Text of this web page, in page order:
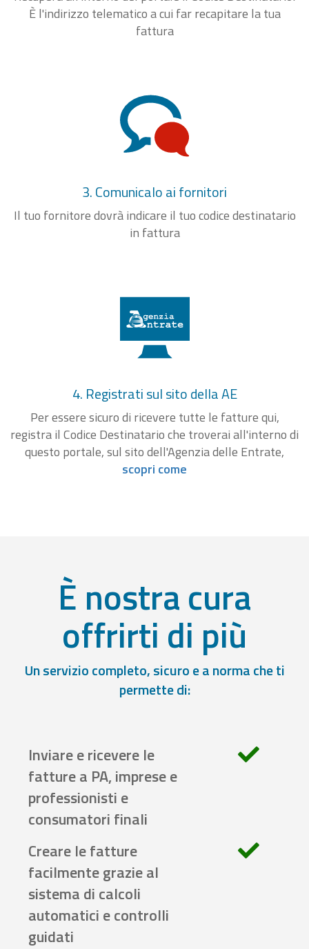
È l'indirizzo telematico a cui far recapitare la tua
fattura
3. Comunicalo ai fornitori
Il tuo fornitore dovrà indicare il tuo codice destinatario
in fattura
4. Registrati sul sito della AE
Per essere sicuro di ricevere tutte le fatture qui,
registra il Codice Destinatario che troverai all'interno di
questo portale, sul sito dell'Agenzia delle Entrate,
scopri come
È nostra cura
offrirti di più
Un servizio completo, sicuro e a norma che ti
permette di:
Inviare e ricevere le
fatture a PA, imprese e
professionisti e
consumatori finali
Creare le fatture
facilmente grazie al
sistema di calcoli
automatici e controlli
guidati